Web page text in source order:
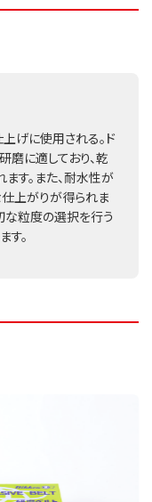
げに使用される。ド
磨に適しており、乾
す。また、耐水性が
仕上がりが得られま
な粒度の選択を行う
す。